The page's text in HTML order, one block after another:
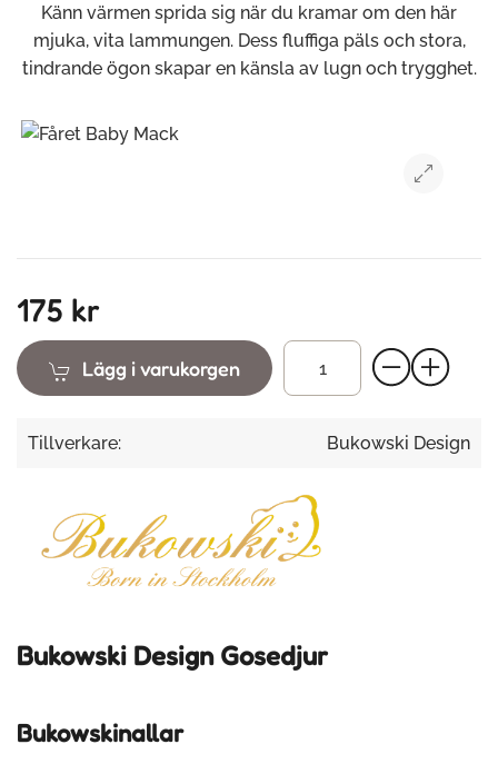
Känn värmen sprida sig när du kramar om den här
mjuka, vita lammungen. Dess fluffiga päls och stora,
tindrande ögon skapar en känsla av lugn och trygghet.
175 kr
Lägg i varukorgen
Tillverkare: Bukowski Design
Bukowski Design Gosedjur
Bukowskinallar